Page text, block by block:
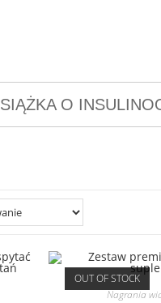
O
OUT OF STOCK
Nagrania